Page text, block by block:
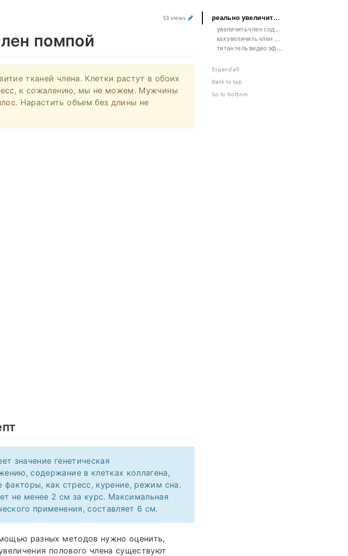
53 views
помпой
тканей члена. Клетки растут в обоих
к сожалению, мы не можем. Мужчины
Нарастить объем без длины не
значение генетическая
содержание в клетках коллагена,
факторы, как стресс, курение, режим сна.
не менее 2 см за курс. Максимальная
применения, составляет 6 см.
разных методов нужно оценить,
полового члена существуют
реально увеличить член помпой
увеличить член содой рецепт
как увеличить член бесплатно
титан гель видео эффект
Expand all
Back to top
Go to bottom